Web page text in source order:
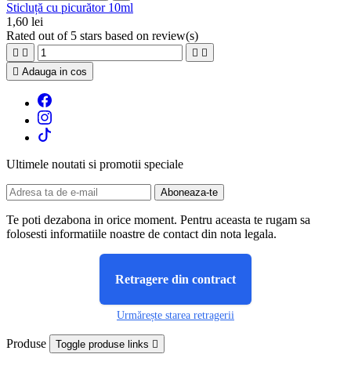
Sticluță cu picurător 10ml
1,60 lei
Rated out of 5 stars based on review(s)
   
 Adauga in cos
Ultimele noutati si promotii speciale
Te poti dezabona in orice moment. Pentru aceasta te rugam sa
folosesti informatiile noastre de contact din nota legala.
Retragere din contract
Urmărește starea retragerii
Produse Toggle produse links 